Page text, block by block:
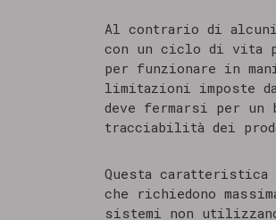
Al contrario di
con un ciclo di
per funzionare in
limitazioni imposte
deve fermarsi per un
tracciabilità dei
Questa
che richiedono
sistemi non